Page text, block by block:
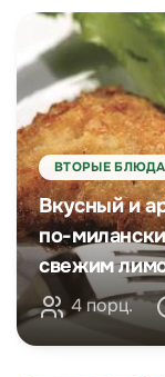
ВТОРЫЕ БЛЮДА
Вкусный и
по-
свежим
4 порц.